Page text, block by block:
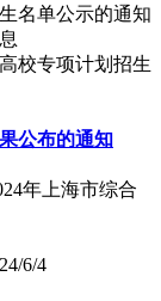
名单公示的通知
校专项计划招生
公布的通知
年上海市综合
6/4